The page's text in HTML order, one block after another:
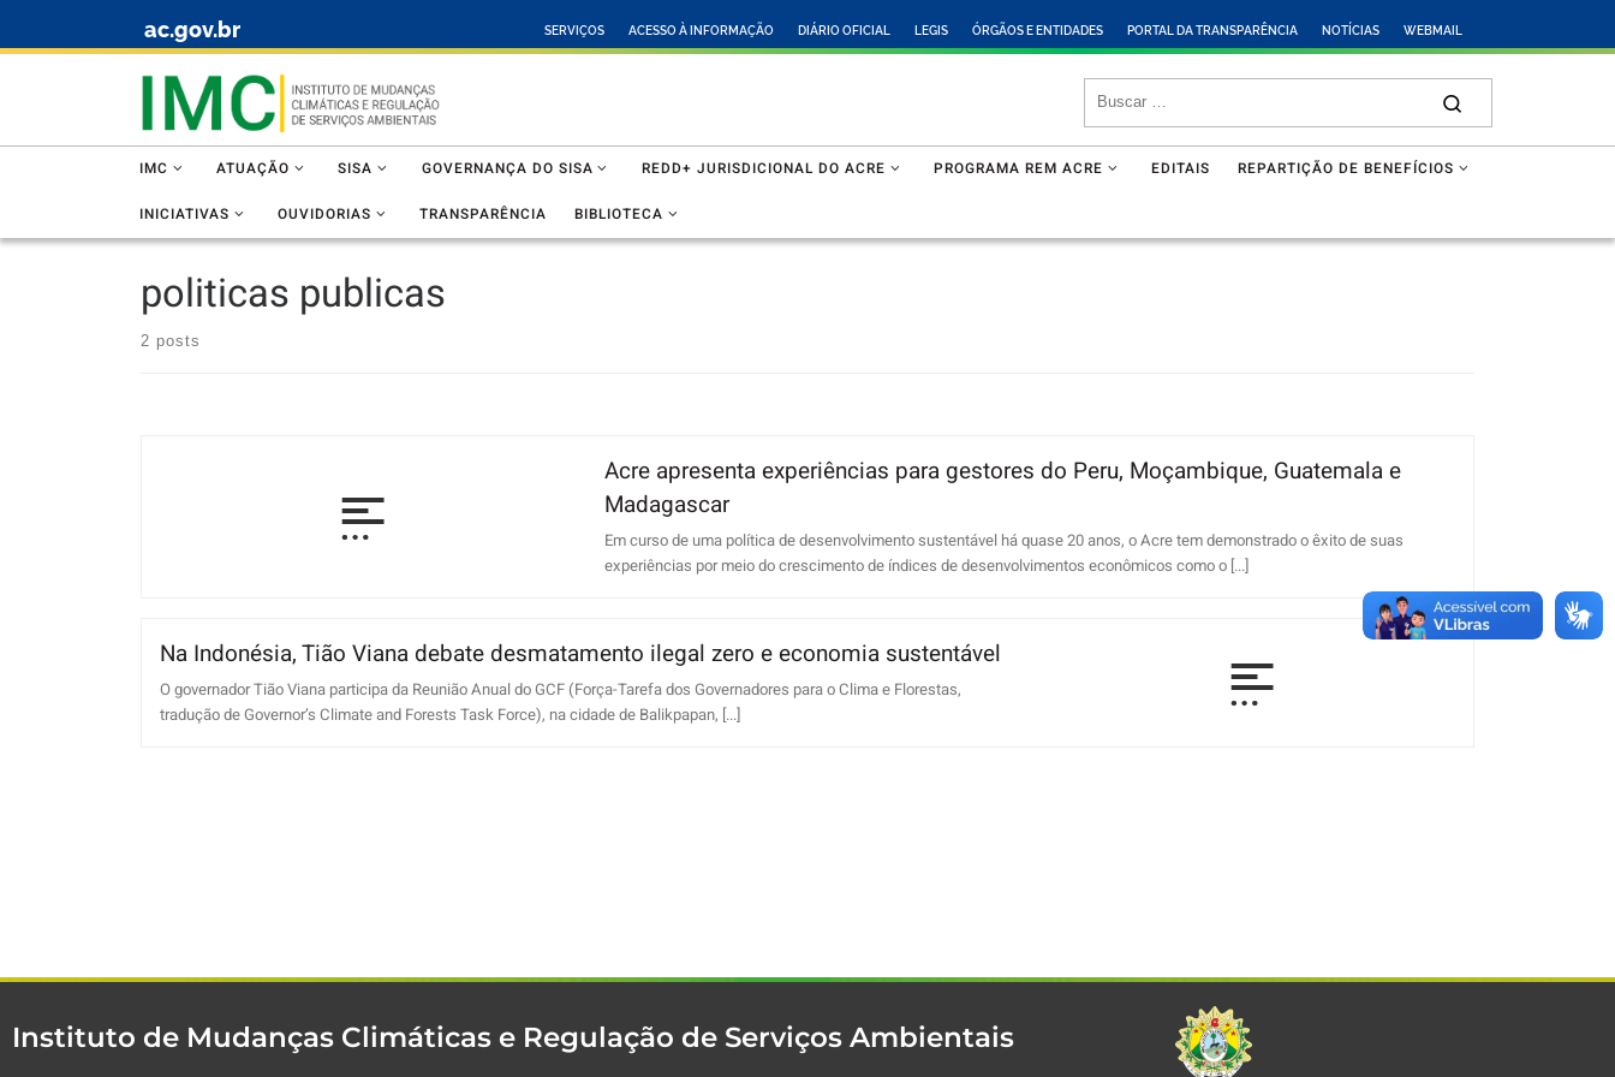
ac.gov.br SERVIÇOS ACESSO À INFORMAÇÃO DIÁRIO OFICIAL LEGIS ÓRGÃOS E ENTIDADES PORTAL DA TRANSPARÊNCIA NOTÍCIAS WEBMAIL
IMC ATUAÇÃO SISA GOVERNANÇA DO SISA REDD+ JURISDICIONAL DO ACRE PROGRAMA REM ACRE EDITAIS REPARTIÇÃO DE BENEFÍCIOS
INICIATIVAS OUVIDORIAS TRANSPARÊNCIA BIBLIOTECA
politicas publicas
2 posts
Acre apresenta experiências para gestores do Peru, Moçambique, Guatemala e
Madagascar
Em curso de uma política de desenvolvimento sustentável há quase 20 anos, o Acre tem demonstrado o êxito de suas
experiências por meio do crescimento de índices de desenvolvimentos econômicos como o [...]
Na Indonésia, Tião Viana debate desmatamento ilegal zero e economia sustentável
O governador Tião Viana participa da Reunião Anual do GCF (Força-Tarefa dos Governadores para o Clima e Florestas,
tradução de Governor’s Climate and Forests Task Force), na cidade de Balikpapan, [...]
Instituto de Mudanças Climáticas e Regulação de Serviços Ambientais